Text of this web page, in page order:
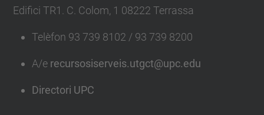
Edifici TR1. C. Colom, 1 08222 Terrassa
Telèfon 93 739 8102 / 93 739 8200
A/e recursosiserveis.utgct@upc.edu
Directori UPC